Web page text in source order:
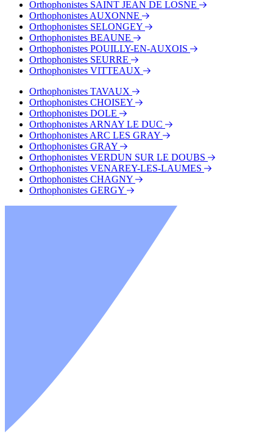
Orthophonistes SAINT JEAN DE LOSNE
Orthophonistes AUXONNE
Orthophonistes SELONGEY
Orthophonistes BEAUNE
Orthophonistes POUILLY-EN-AUXOIS
Orthophonistes SEURRE
Orthophonistes VITTEAUX
Orthophonistes TAVAUX
Orthophonistes CHOISEY
Orthophonistes DOLE
Orthophonistes ARNAY LE DUC
Orthophonistes ARC LES GRAY
Orthophonistes GRAY
Orthophonistes VERDUN SUR LE DOUBS
Orthophonistes VENAREY-LES-LAUMES
Orthophonistes CHAGNY
Orthophonistes GERGY